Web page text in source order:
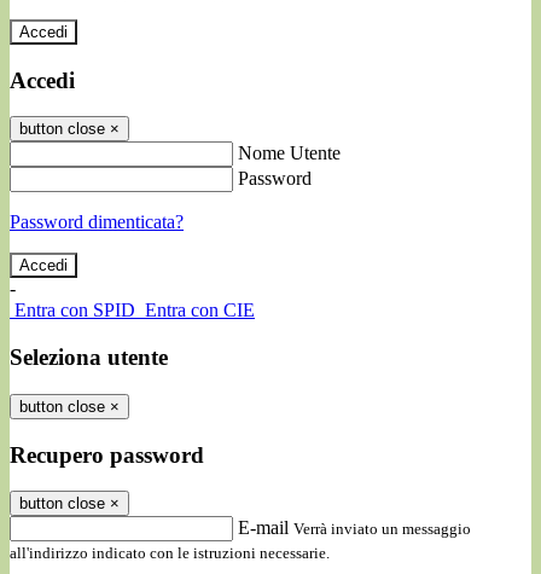
Accedi
Accedi
button close ×
Nome Utente
Password
Password dimenticata?
-
Entra con SPID Entra con CIE
Seleziona utente
button close ×
Recupero password
button close ×
E-mail Verrà inviato un messaggio
all'indirizzo indicato con le istruzioni necessarie.